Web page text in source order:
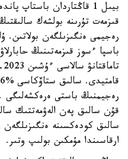
رەجيمى ەنگىزىلگەن بولاتىن.
باسپا ءسوز قىزمەتىنىڭ
رەجيمنىڭ باستى
قۇن سالىق پەن الەۋمەتتىك
سالىق كودەكسىنە ەنگىزىلگەن
ارقاسىندا مۇمكىن بولىپ وتىر.